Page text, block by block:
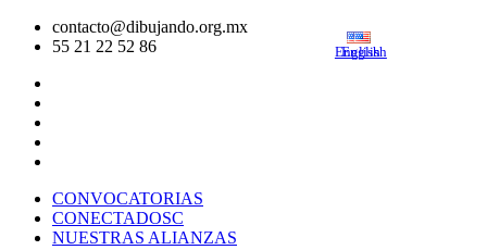
contacto@dibujando.org.mx
55 21 22 52 86
CONVOCATORIAS
CONECTADOSC
NUESTRAS ALIANZAS
English
English